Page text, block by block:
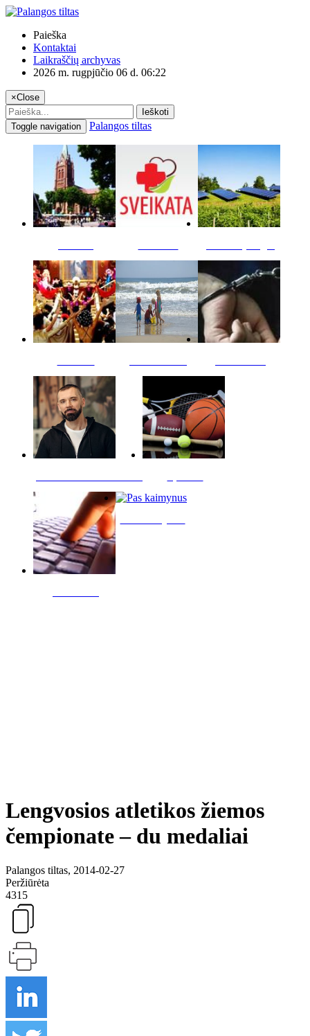
Paieška
Kontaktai
Laikraščių archyvas
2026 m. rugpjūčio 06 d. 06:22
×Close
Ieškoti
Toggle navigation
Palangos tiltas
Lengvosios atletikos žiemos
čempionate – du medaliai
Palangos tiltas, 2014-02-27
Peržiūrėta
4315